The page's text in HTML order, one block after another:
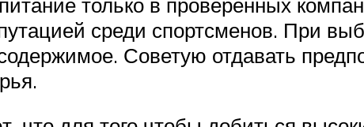
среди спортсменов. При
Советую отдавать